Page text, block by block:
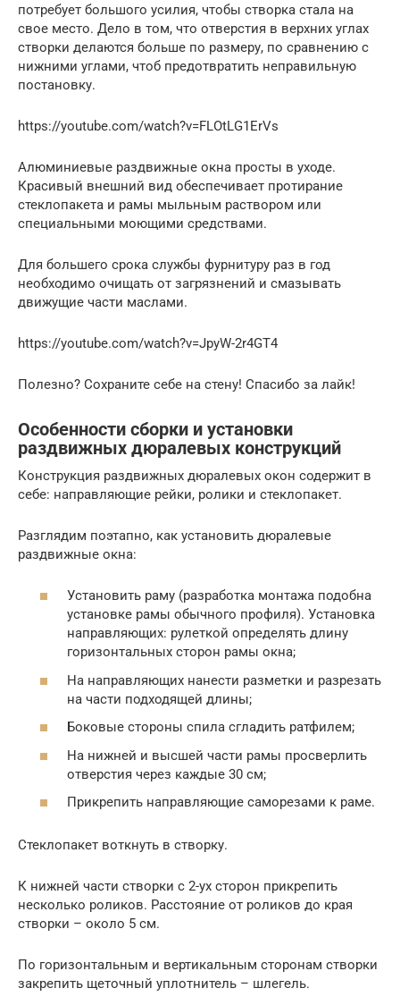
потребует большого усилия, чтобы створка стала на
свое место. Дело в том, что отверстия в верхних углах
створки делаются больше по размеру, по сравнению с
нижними углами, чтоб предотвратить неправильную
постановку.
https://youtube.com/watch?v=FLOtLG1ErVs
Алюминиевые раздвижные окна просты в уходе.
Красивый внешний вид обеспечивает протирание
стеклопакета и рамы мыльным раствором или
специальными моющими средствами.
Для большего срока службы фурнитуру раз в год
необходимо очищать от загрязнений и смазывать
движущие части маслами.
https://youtube.com/watch?v=JpyW-2r4GT4
Полезно? Сохраните себе на стену! Спасибо за лайк!
Особенности сборки и установки
раздвижных дюралевых конструкций
Конструкция раздвижных дюралевых окон содержит в
себе: направляющие рейки, ролики и стеклопакет.
Разглядим поэтапно, как установить дюралевые
раздвижные окна:
Установить раму (разработка монтажа подобна
установке рамы обычного профиля). Установка
направляющих: рулеткой определять длину
горизонтальных сторон рамы окна;
На направляющих нанести разметки и разрезать
на части подходящей длины;
Боковые стороны спила сгладить ратфилем;
На нижней и высшей части рамы просверлить
отверстия через каждые 30 см;
Прикрепить направляющие саморезами к раме.
Стеклопакет воткнуть в створку.
К нижней части створки с 2-ух сторон прикрепить
несколько роликов. Расстояние от роликов до края
створки – около 5 см.
По горизонтальным и вертикальным сторонам створки
закрепить щеточный уплотнитель – шлегель.